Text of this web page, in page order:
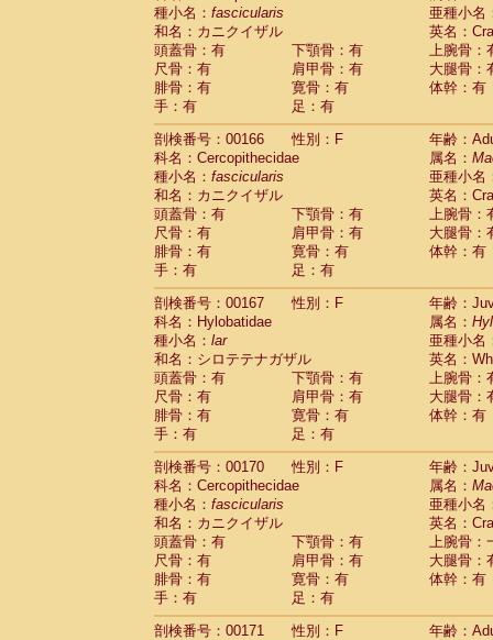
種小名： fascicularis
亜種小名
和名：カニクイザル
英名：
頭蓋骨：有
下顎骨：有
上腕骨：
尺骨：有
肩甲骨：有
大腿骨：
腓骨：有
寛骨：有
体幹：有
手：有
足：有
剖検番号：00166
性別：F
年齢：
科名：Cercopithecidae
属名：
種小名： fascicularis
亜種小名
和名：カニクイザル
英名：
頭蓋骨：有
下顎骨：有
上腕骨：
尺骨：有
肩甲骨：有
大腿骨：
腓骨：有
寛骨：有
体幹：有
手：有
足：有
剖検番号：00167
性別：F
年齢：
科名：Hylobatidae
属名：
種小名： lar
亜種小名
和名：シロテテナガザル
英名：
頭蓋骨：有
下顎骨：有
上腕骨：
尺骨：有
肩甲骨：有
大腿骨：
腓骨：有
寛骨：有
体幹：有
手：有
足：有
剖検番号：00170
性別：F
年齢：
科名：Cercopithecidae
属名：
種小名： fascicularis
亜種小名
和名：カニクイザル
英名：
頭蓋骨：有
下顎骨：有
上腕骨：
尺骨：有
肩甲骨：有
大腿骨：
腓骨：有
寛骨：有
体幹：有
手：有
足：有
剖検番号：00171
性別：F
年齢：